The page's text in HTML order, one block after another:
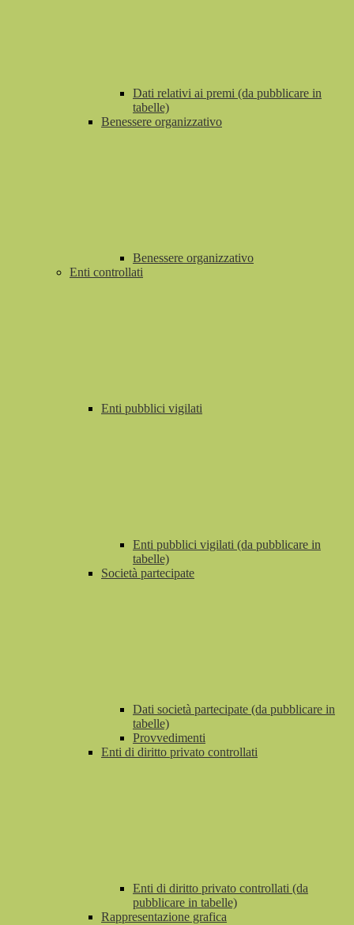
Dati relativi ai premi (da pubblicare in
tabelle)
Benessere organizzativo
Benessere organizzativo
Enti controllati
Enti pubblici vigilati
Enti pubblici vigilati (da pubblicare in
tabelle)
Società partecipate
Dati società partecipate (da pubblicare in
tabelle)
Provvedimenti
Enti di diritto privato controllati
Enti di diritto privato controllati (da
pubblicare in tabelle)
Rappresentazione grafica